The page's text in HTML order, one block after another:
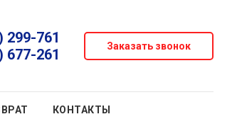
299-761
677-261
Заказать звонок
КОНТАКТЫ